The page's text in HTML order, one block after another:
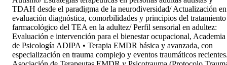
TDAH desde el paradigma de la neurodiversidad/ Actualización en
evaluación diagnóstica, comorbilidades y principios del tratamiento
farmacológico del TEA en la adultez/ Perfil sensorial en adultez:
Evaluación e intervención para el bienestar ocupacional, Academia
de Psicología ADIPA • Terapia EMDR básica y avanzada, con
especialización en trauma complejo y eventos traumáticos